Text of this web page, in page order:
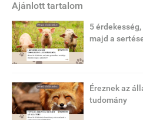
Ajánlott tartalom
5
majd a
Éreznek az
tudomány